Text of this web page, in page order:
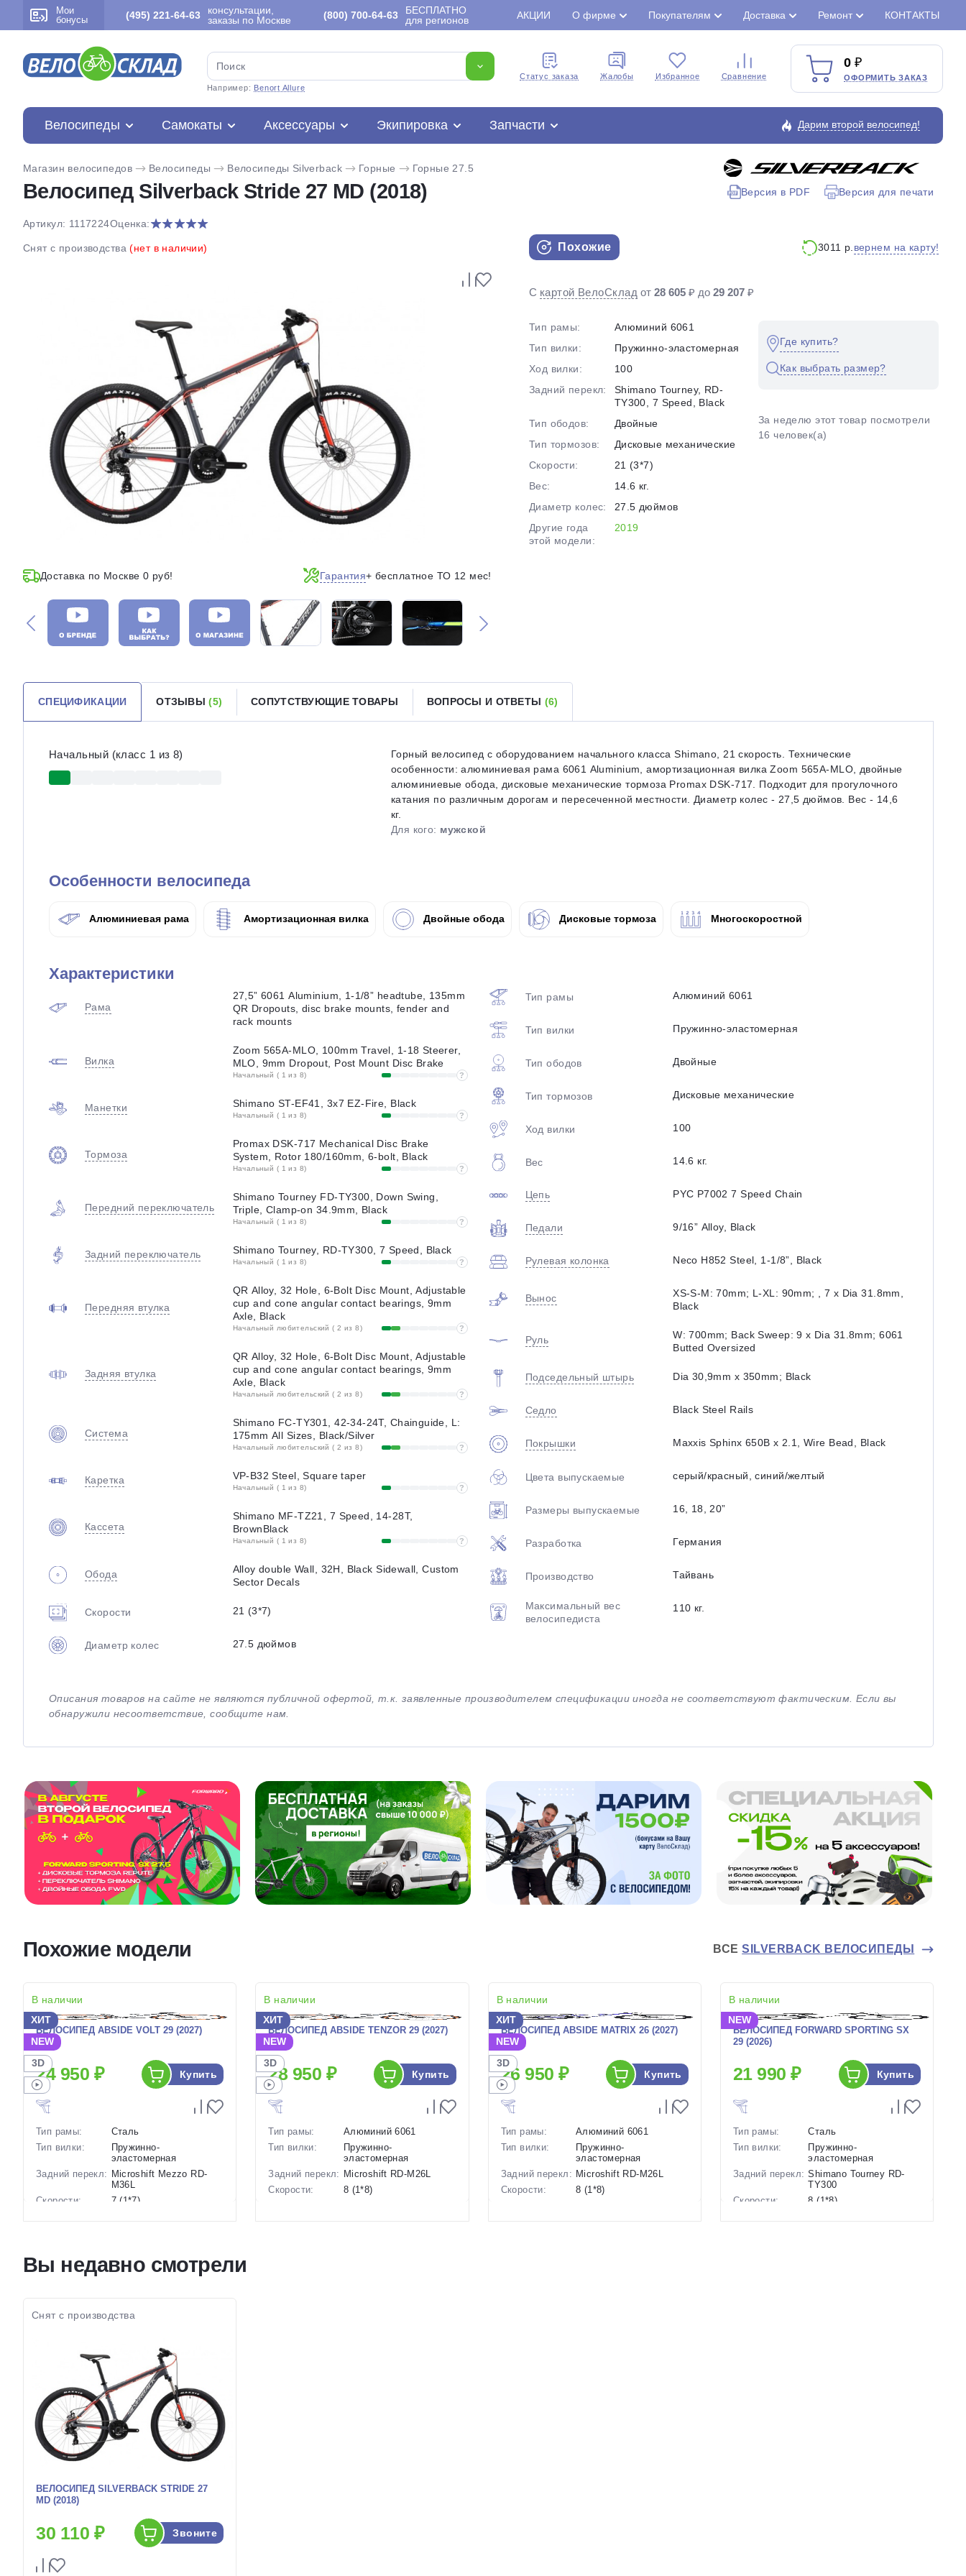
Мои
бонусы
(495) 221-64-63
консультации,
заказы по Москве
(800) 700-64-63
БЕСПЛАТНО
для регионов
АКЦИИ О фирме Покупателям Доставка Ремонт КОНТАКТЫ
Например: Benort Allure
Cтатус заказа Жалобы Избранное Сравнение
0
ОФОРМИТЬ ЗАКАЗ
Велосипеды Самокаты Аксессуары Экипировка Запчасти Дарим второй велосипед!
Магазин велосипедов Велосипеды Велосипеды Silverback Горные Горные 27.5
Велосипед Silverback Stride 27 MD (2018) Версия в PDF Версия для печати
Артикул: 1117224Оценка:
Снят с производства(нет в наличии)
Доставка по Москве 0 руб! Гарантия+ бесплатное ТО 12 мес!
Похожие 3011 р. вернем на карту!
С картой ВелоСклад от28 605 ₽ до29 207 ₽
Тип рамы:
Алюминий 6061
Тип вилки:
Пружинно-эластомерная
Ход вилки:
100
Задний перекл:
Shimano Tourney, RD-
TY300, 7 Speed, Black
Тип ободов:
Двойные
Тип тормозов:
Дисковые механические
Скорости:
21 (3*7)
Вес:
14.6 кг.
Диаметр колес:
27.5 дюймов
Другие года
этой модели:
2019
Где купить?
Как выбрать размер?
За неделю этот товар посмотрели
16 человек(а)
СПЕЦИФИКАЦИИ ОТЗЫВЫ(5) СОПУТСТВУЮЩИЕ ТОВАРЫ ВОПРОСЫ И ОТВЕТЫ (6)
Начальный (класс 1 из 8)
Горный велосипед с оборудованием начального класса Shimano, 21 скорость. Технические
особенности: алюминиевая рама 6061 Aluminium, амортизационная вилка Zoom 565A-MLO, двойные
алюминиевые обода, дисковые механические тормоза Promax DSK-717. Подходит для прогулочного
катания по различным дорогам и пересеченной местности. Диаметр колес - 27,5 дюймов. Вес - 14,6
кг.
Для кого: мужской
Особенности велосипеда
Алюминиевая рама Амортизационная вилка Двойные обода Дисковые тормоза Многоскоростной
Характеристики
Рама
27,5” 6061 Aluminium, 1-1/8” headtube, 135mm
QR Dropouts, disc brake mounts, fender and
rack mounts
Вилка
Zoom 565A-MLO, 100mm Travel, 1-18 Steerer,
MLO, 9mm Dropout, Post Mount Disc Brake
Начальный ( 1 из 8) ?
Манетки Shimano ST-EF41, 3x7 EZ-Fire, Black
Начальный ( 1 из 8) ?
Тормоза
Promax DSK-717 Mechanical Disc Brake
System, Rotor 180/160mm, 6-bolt, Black
Начальный ( 1 из 8) ?
Передний переключатель
Shimano Tourney FD-TY300, Down Swing,
Triple, Clamp-on 34.9mm, Black
Начальный ( 1 из 8) ?
Задний переключатель Shimano Tourney, RD-TY300, 7 Speed, Black
Начальный ( 1 из 8) ?
Передняя втулка
QR Alloy, 32 Hole, 6-Bolt Disc Mount, Adjustable
cup and cone angular contact bearings, 9mm
Axle, Black
Начальный любительский ( 2 из 8) ?
Задняя втулка
QR Alloy, 32 Hole, 6-Bolt Disc Mount, Adjustable
cup and cone angular contact bearings, 9mm
Axle, Black
Начальный любительский ( 2 из 8) ?
Система
Shimano FC-TY301, 42-34-24T, Chainguide, L:
175mm All Sizes, Black/Silver
Начальный любительский ( 2 из 8) ?
Каретка VP-B32 Steel, Square taper
Начальный ( 1 из 8) ?
Кассета
Shimano MF-TZ21, 7 Speed, 14-28T,
BrownBlack
Начальный ( 1 из 8) ?
Обода
Alloy double Wall, 32H, Black Sidewall, Custom
Sector Decals
Скорости 21 (3*7)
Диаметр колес 27.5 дюймов
Тип рамы Алюминий 6061
Тип вилки Пружинно-эластомерная
Тип ободов Двойные
Тип тормозов Дисковые механические
Ход вилки 100
Вес 14.6 кг.
Цепь PYC P7002 7 Speed Chain
Педали 9/16” Alloy, Black
Рулевая колонка Neco H852 Steel, 1-1/8”, Black
Вынос
XS-S-M: 70mm; L-XL: 90mm; , 7 x Dia 31.8mm,
Black
Руль
W: 700mm; Back Sweep: 9 x Dia 31.8mm; 6061
Butted Oversized
Подседельный штырь Dia 30,9mm x 350mm; Black
Седло Black Steel Rails
Покрышки Maxxis Sphinx 650B x 2.1, Wire Bead, Black
Цвета выпускаемые серый/красный, синий/желтый
Размеры выпускаемые 16, 18, 20”
Разработка Германия
Производство Тайвань
Максимальный вес
велосипедиста
110 кг.
Описания товаров на сайте не являются публичной офертой, т.к. заявленные производителем спецификации иногда не соответствуют фактическим. Если вы
обнаружили несоответствие, сообщите нам.
Похожие модели ВСЕSILVERBACK ВЕЛОСИПЕДЫ
В наличии
ХИТ
NEW
3D
ВЕЛОСИПЕД ABSIDE VOLT 29 (2027)
24 950 ₽ Купить
Тип рамы:
Сталь
Тип вилки:
Пружинно-
эластомерная
Задний перекл: Microshift Mezzo RD-
M36L
Скорости:
7 (1*7)
колес:
Цвет-размер в
, 20 Черный, 18 Черный
В наличии
ХИТ
NEW
3D
ВЕЛОСИПЕД ABSIDE TENZOR 29 (2027)
28 950 ₽ Купить
Тип рамы:
Алюминий 6061
Тип вилки:
Пружинно-
эластомерная
Задний перекл: Microshift RD-M26L
Скорости:
8 (1*8)
В наличии
ХИТ
NEW
3D
ВЕЛОСИПЕД ABSIDE MATRIX 26 (2027)
26 950 ₽ Купить
Тип рамы:
Алюминий 6061
Тип вилки:
Пружинно-
эластомерная
Задний перекл: Microshift RD-M26L
Скорости:
8 (1*8)
В наличии
NEW
ВЕЛОСИПЕД FORWARD SPORTING SX
29 (2026)
21 990 ₽ Купить
Тип рамы:
Сталь
Тип вилки:
Пружинно-
эластомерная
Задний перекл: Shimano Tourney RD-
TY300
Скорости:
8 (1*8)
Вы недавно смотрели
Снят с производства
ВЕЛОСИПЕД SILVERBACK STRIDE 27
MD (2018)
30 110 ₽ Звоните
Разбейте
на части
без переплат
График платежей
Сегодня
25%
в корзину
Оплачивайте сегодня только
25% картой любого банка
Подробнееоб оплате Плайтом
раз в 2
Остались вопросы?